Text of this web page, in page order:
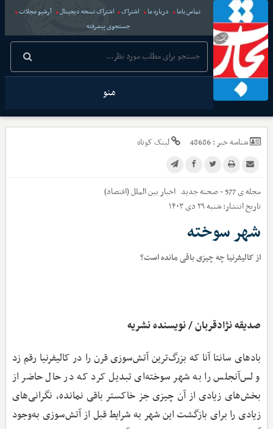
تماس باما درباره ما اشتراک اشتراک نسخه دیجیتال
آرشیو مجلات
جستجوی پیشرفته
منو
شناسه خبر :48686 لینک کوتاه
مجله ی 577 - صحنه جدید اخباربین الملل (اقتصاد)
تاریخ انتشار:شنبه ۲۹ دی ۱۴۰۳
شهر سوخته
از کالیفرنیا چه چیزی باقی مانده است؟
صدیقه نژادقربان / نویسنده نشریه
بادهای سانتا آنا که بزرگ‌ترین آتش‌سوزی قرن را در کالیفرنیا رقم زد
و لس‌آنجلس را به شهر سوخته‌ای تبدیل کرد که در حال حاضر از
بخش‌های زیادی از آن چیزی جز خاکستر باقی نمانده، نگرانی‌های
زیادی را برای بازگشت این شهر به شرایط قبل از آتش‌سوزی به‌وجود